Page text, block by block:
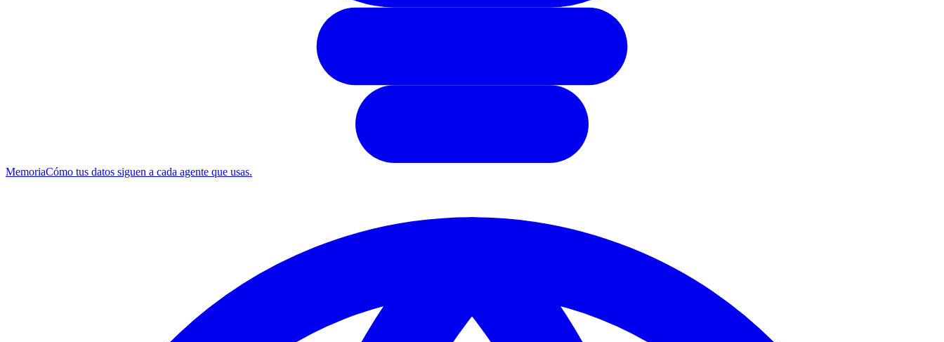
MemoriaCómo tus datos siguen a cada agente que usas.